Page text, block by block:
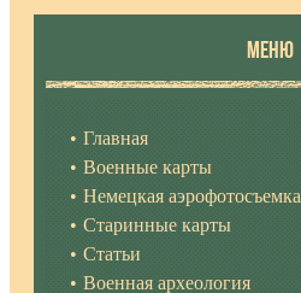
МЕНЮ
Главная
Военные карты
Немецкая аэрофотосъемка
Старинные карты
Статьи
Военная археология